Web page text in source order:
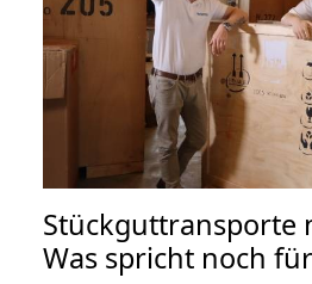
Stückguttransporte
Was spricht noch